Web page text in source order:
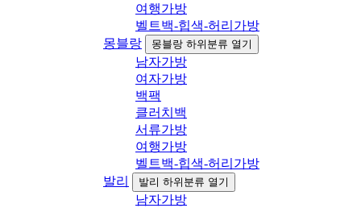
여행가방
벨트백-힙색-허리가방
몽블랑
몽블랑 하위분류 열기
남자가방
여자가방
백팩
클러치백
서류가방
여행가방
벨트백-힙색-허리가방
발리
발리 하위분류 열기
남자가방